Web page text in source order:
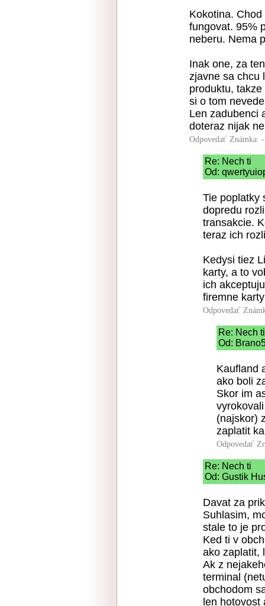
Kokotina.
fungovat. 95%
neberu. Nema
Inak one, za
zjavne sa chcu
produktu,
si o tom
Len zadubenci
doteraz nijak
Odpovedať Známka:
Re: Nech ti
Od:
Tie poplatky
dopredu
transakcie.
teraz ich
Kedysi tiez
karty, a to
ich
firemne
Odpovedať
Re: Nech ti
Od:
Kaufland
ako boli
Skor im
(najskor)
zaplatit
Odpovedať
Re: Nech ti
Od: Gustik
Davat za
Suhlasim,
stale to je
Ked ti v
ako zaplatit,
Ak z
terminal
obchodom
len